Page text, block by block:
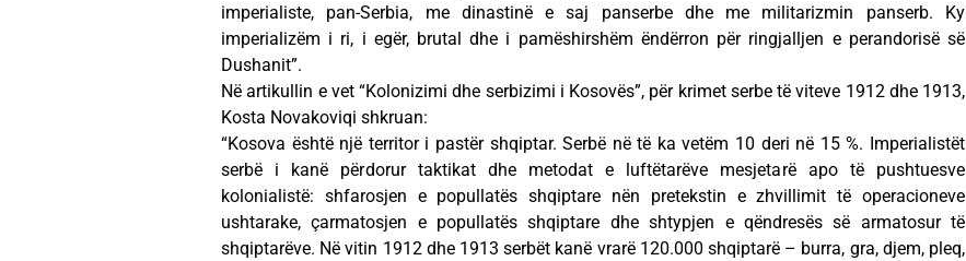
imperialiste, pan-Serbia, me dinastinë e saj panserbe dhe me militarizmin panserb. Ky
imperializëm i ri, i egër, brutal dhe i pamëshirshëm ëndërron për ringjalljen e perandorisë së
Dushanit”.
Në artikullin e vet “Kolonizimi dhe serbizimi i Kosovës”, për krimet serbe të viteve 1912 dhe 1913,
Kosta Novakoviqi shkruan:
“Kosova është një territor i pastër shqiptar. Serbë në të ka vetëm 10 deri në 15 %. Imperialistët
serbë i kanë përdorur taktikat dhe metodat e luftëtarëve mesjetarë apo të pushtuesve
kolonialistë: shfarosjen e popullatës shqiptare nën pretekstin e zhvillimit të operacioneve
ushtarake, çarmatosjen e popullatës shqiptare dhe shtypjen e qëndresës së armatosur të
shqiptarëve. Në vitin 1912 dhe 1913 serbët kanë vrarë 120.000 shqiptarë – burra, gra, djem, pleq,